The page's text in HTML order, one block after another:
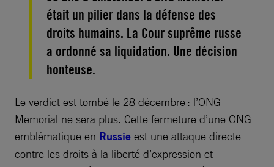
était un pilier dans la défense des
droits humains. La Cour suprême russe
a ordonné sa liquidation. Une décision
honteuse.
Le verdict est tombé le 28 décembre : l’ONG
Memorial ne sera plus. Cette fermeture d’une ONG
emblématique en Russie est une attaque directe
contre les droits à la liberté d’expression et